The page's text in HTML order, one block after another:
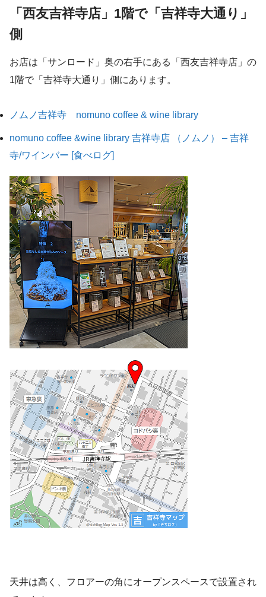
「西友吉祥寺店」1階で「吉祥寺大通り」
側
お店は「サンロード」奥の右手にある「西友吉祥寺店」の
1階で「吉祥寺大通り」側にあります。
ノムノ吉祥寺 nomuno coffee & wine library
nomuno coffee &wine library 吉祥寺店 （ノムノ） – 吉祥
寺/ワインバー [食べログ]
天井は高く、フロアーの角にオープンスペースで設置され